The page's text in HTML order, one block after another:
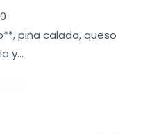
piña calada, queso
y...